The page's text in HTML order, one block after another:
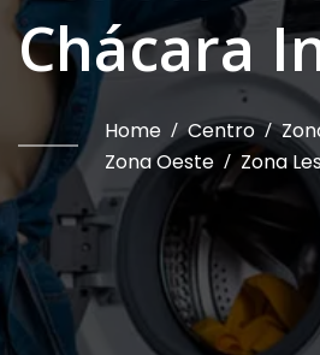
Chácara
Home / Centro /
Zona Oeste / Zona